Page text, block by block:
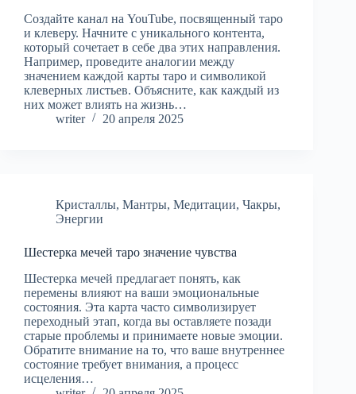
Создайте канал на YouTube, посвященный таро
и клеверу. Начните с уникального контента,
который сочетает в себе два этих направления.
Например, проведите аналогии между
значением каждой карты таро и символикой
клеверных листьев. Объясните, как каждый из
них может влиять на жизнь…
writer
20 апреля 2025
Кристаллы, Мантры, Медитации, Чакры,
Энергии
Шестерка мечей таро значение чувства
Шестерка мечей предлагает понять, как
перемены влияют на ваши эмоциональные
состояния. Эта карта часто символизирует
переходный этап, когда вы оставляете позади
старые проблемы и принимаете новые эмоции.
Обратите внимание на то, что ваше внутреннее
состояние требует внимания, а процесс
исцеления…